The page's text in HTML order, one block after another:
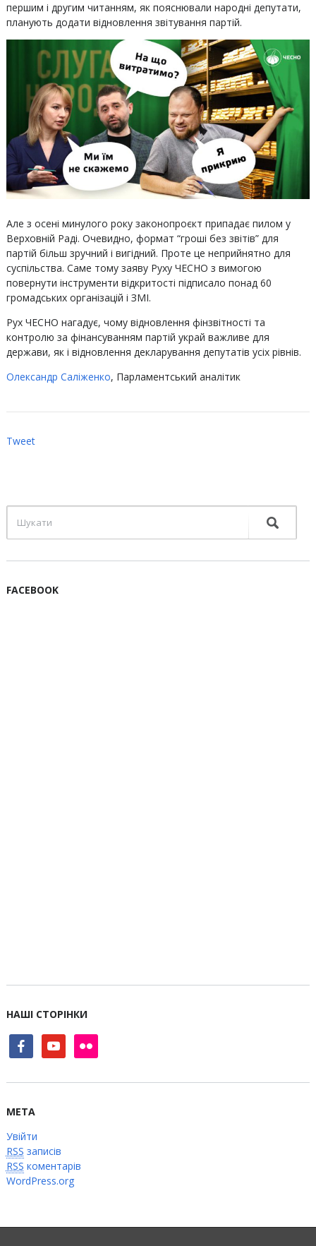
першим і другим читанням, як пояснювали народні депутати,
планують додати відновлення звітування партій.
Але з осені минулого року законопроєкт припадає пилом у
Верховній Раді. Очевидно, формат “гроші без звітів” для
партій більш зручний і вигідний. Проте це неприйнятно для
суспільства. Саме тому заяву Руху ЧЕСНО з вимогою
повернути інструменти відкритості підписало понад 60
громадських організацій і ЗМІ.
Рух ЧЕСНО нагадує, чому відновлення фінзвітності та
контролю за фінансуванням партій украй важливе для
держави, як і відновлення декларування депутатів усіх рівнів.
Олександр Саліженко, Парламентський аналітик
Tweet
FACEBOOK
НАШІ СТОРІНКИ
facebookyoutube flickr
МЕТА
Увійти
RSS записів
RSS коментарів
WordPress.org